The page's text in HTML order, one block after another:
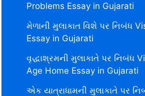
Problems Essay in Gujarati
મેળાની મુલાકાત વિશે પર નિબંધ
Essay in Gujarati
વૃદ્ધાશ્રમની મુલાકાતે પર નિબંધ
Age Home Essay in Gujarati
એક યાત્રાધામની મુલાકાતે પર